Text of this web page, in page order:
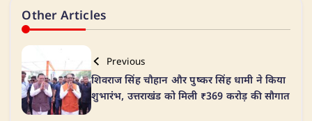
Other Articles
Previous
शिवराज सिंह चौहान और पुष्कर सिंह धामी ने किया
शुभारंभ, उत्तराखंड को मिली ₹369 करोड़ की सौगात